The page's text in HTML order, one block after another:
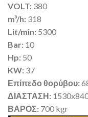
VOLT: 380
m³/h: 318
Lit/min: 5300
Bar: 10
Hp: 50
KW: 37
Επίπεδο θορύβου:
ΔΙΑΣΤΑΣΗ:
ΒΑΡΟΣ: 700 kgr